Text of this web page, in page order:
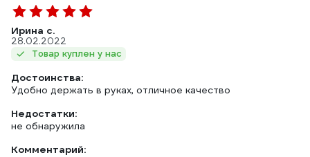
Ирина с.
28.02.2022
Товар куплен у нас
Достоинства:
Удобно держать в руках, отличное качество
Недостатки:
не обнаружила
Комментарий: